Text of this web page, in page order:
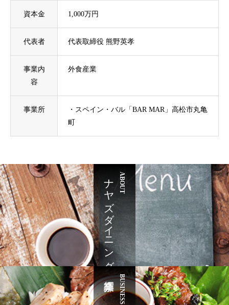
資本金 1,000万円
代表者 代表取締役 熊野英孝
事業内
容
外食産業
事業所
・スペイン・バル「BAR MAR」高松市丸亀
町
ABOUT
ナヤズダイニング
BUSINESS